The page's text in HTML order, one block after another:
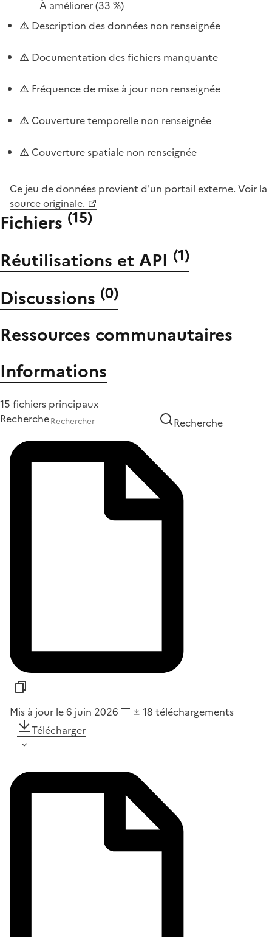
À améliorer(33 %)
Description des données non renseignée
Documentation des fichiers manquante
Fréquence de mise à jour non renseignée
Couverture temporelle non renseignée
Couverture spatiale non renseignée
Ce jeu de données provient d'un portail externe. Voir la
source originale.
Fichiers (15)
Réutilisations et API (1)
Discussions (0)
Ressources communautaires
Informations
15 fichiers principaux
Recherche
Recherche
Mis à jour le 6 juin 2026 18 téléchargements
Télécharger